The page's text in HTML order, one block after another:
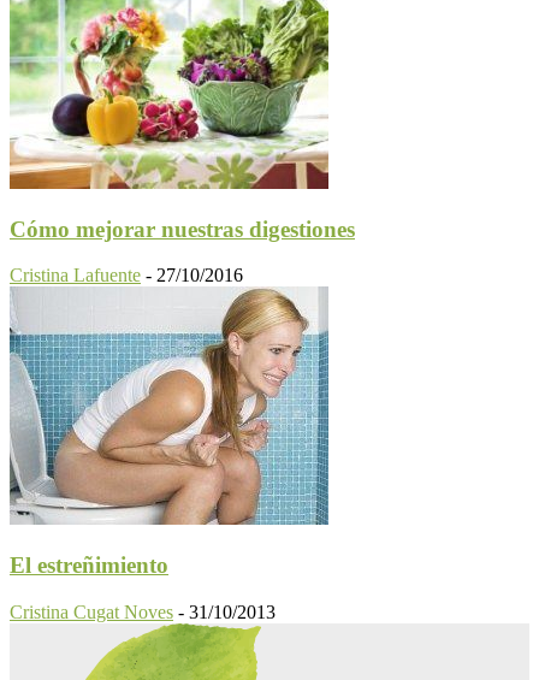
Cómo mejorar nuestras digestiones
Cristina Lafuente - 27/10/2016
El estreñimiento
Cristina Cugat Noves - 31/10/2013